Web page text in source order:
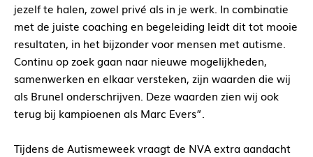
jezelf te halen, zowel privé als in je werk. In combinatie
met de juiste coaching en begeleiding leidt dit tot mooie
resultaten, in het bijzonder voor mensen met autisme.
Continu op zoek gaan naar nieuwe mogelijkheden,
samenwerken en elkaar versteken, zijn waarden die wij
als Brunel onderschrijven. Deze waarden zien wij ook
terug bij kampioenen als Marc Evers”.
Tijdens de Autismeweek vraagt de NVA extra aandacht